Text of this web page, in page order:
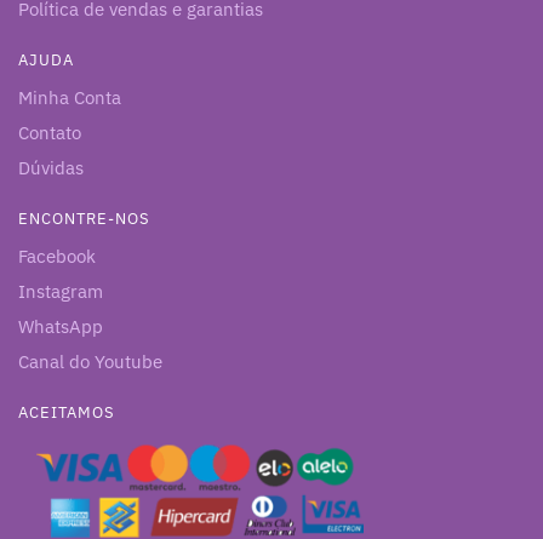
Política de vendas e garantias
AJUDA
Minha Conta
Contato
Dúvidas
ENCONTRE-NOS
Facebook
Instagram
WhatsApp
Canal do Youtube
ACEITAMOS